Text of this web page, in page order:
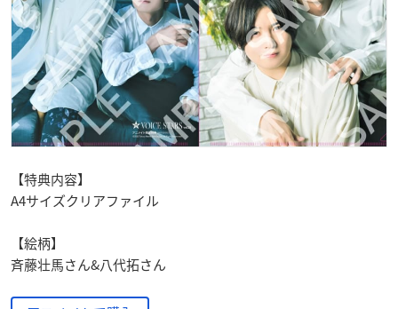
【特典内容】
A4サイズクリアファイル
【絵柄】
斉藤壮馬さん&八代拓さん